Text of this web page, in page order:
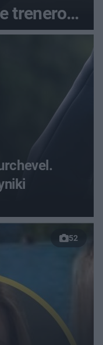
trenerowi
52